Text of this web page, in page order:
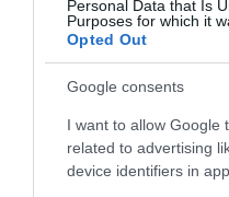
Personal Data that Is
Purposes for which it
Opted Out
Google consents
I want to allow Google
related to advertising
device identifiers in